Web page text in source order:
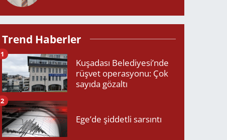
Trend Haberler
Kuşadası Belediyesi’nde
rüşvet operasyonu: Çok
sayıda gözaltı
1
Ege’de şiddetli sarsıntı
2